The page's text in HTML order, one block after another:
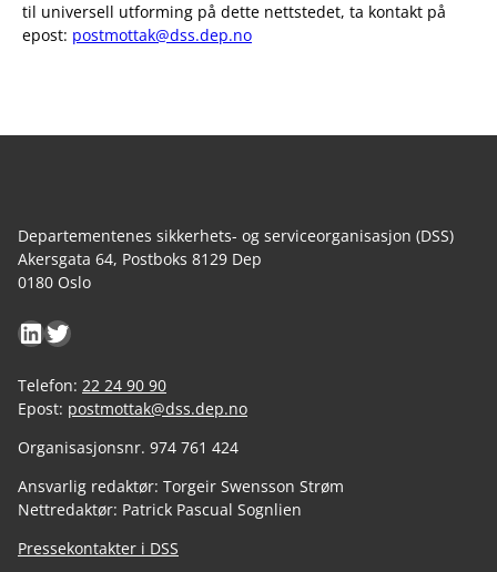
til universell utforming på dette nettstedet, ta kontakt på
epost: postmottak@dss.dep.no
Departementenes sikkerhets- og serviceorganisasjon (DSS)
Akersgata 64, Postboks 8129 Dep
0180 Oslo
LinkedIn
Twitter
Telefon: 22 24 90 90
Epost: postmottak@dss.dep.no
Organisasjonsnr. 974 761 424
Ansvarlig redaktør: Torgeir Swensson Strøm
Nettredaktør: Patrick Pascual Sognlien
Pressekontakter i DSS